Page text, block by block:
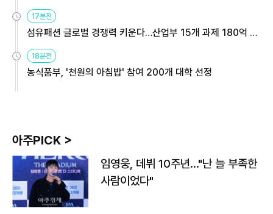
용해야
17분전
섬유패션 글로벌 경쟁력 키운다…산업부 15개 과제 180억 지
원
18분전
농식품부, '천원의 아침밥' 참여 200개 대학 선정
아주PICK >
임영웅, 데뷔 10주년…"난 늘 부족한
사람이었다"